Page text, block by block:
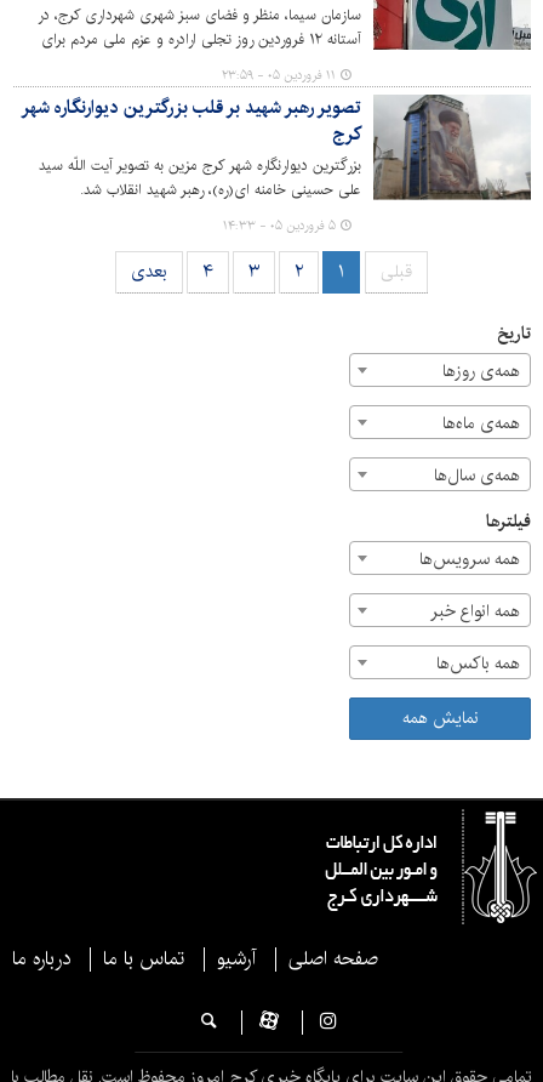
سازمان سیما، منظر و فضای سبز شهری شهرداری کرج، در
آستانه ١٢ فروردین روز تجلی ارادره و عزم ملی مردم برای
برپایی حکومت اسلامی اقدام به اکران طرح‌های فرهنگی با این
مضمون در سطح شهر کرده است. همچنین این سازمان
طرح‌هایی از شهید سردار تنگسیری، فرمانده نیروی دریایی
سپاه پاسداران را در شهر اکران کرده است.
۱۱ فروردین ۰۵ - ۲۳:۵۹
تصویر رهبر شهید بر قلب بزرگترین دیوارنگاره شهر
کرج
بزرگترین دیوارنگاره شهر کرج مزین به تصویر آیت اللّه سید
علی حسینی خامنه ای(ره)، رهبر شهید انقلاب شد.
۵ فروردین ۰۵ - ۱۴:۳۳
قبلی ۱ ۲ ۳ ۴ بعدی
تاریخ
همه‌ی روزها
همه‌ی ماه‌ها
همه‌ی سال‌ها
فیلترها
همه سرویس‌ها
همه انواع خبر
همه باکس‌ها
نمایش همه
صفحه اصلی آرشیو تماس با ما درباره ما